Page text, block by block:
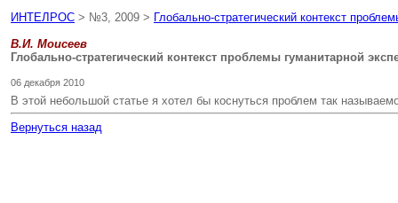
ИНТЕЛРОС > №3, 2009 > Глобально-стратегический контекст
В.И. Моисеев
Глобально-стратегический контекст проблемы гуманитарной
06 декабря 2010
В этой небольшой статье я хотел бы коснуться проблем так
Вернуться назад